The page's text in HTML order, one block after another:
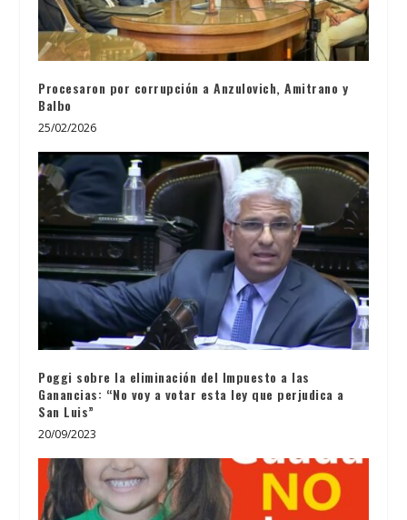
Procesaron por corrupción a Anzulovich, Amitrano y
Balbo
25/02/2026
Poggi sobre la eliminación del Impuesto a las
Ganancias: “No voy a votar esta ley que perjudica a
San Luis”
20/09/2023